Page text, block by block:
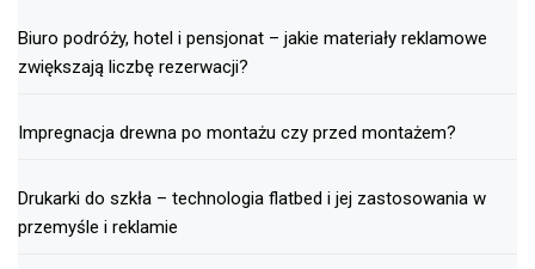
Biuro podróży, hotel i pensjonat – jakie materiały reklamowe
zwiększają liczbę rezerwacji?
Impregnacja drewna po montażu czy przed montażem?
Drukarki do szkła – technologia flatbed i jej zastosowania w
przemyśle i reklamie